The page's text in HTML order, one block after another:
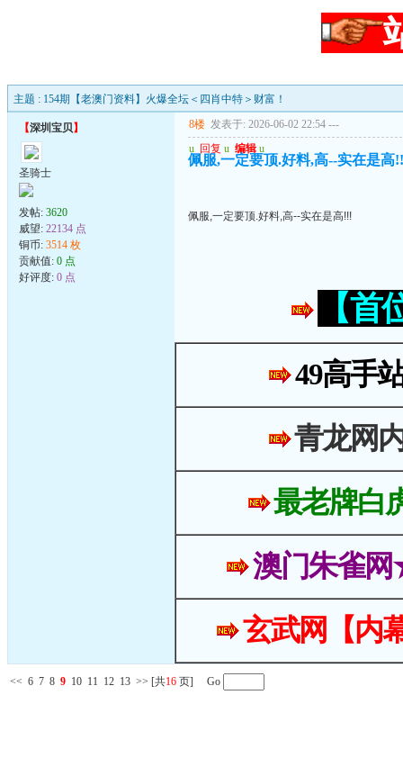
主题 : 154期【老澳门资料】火爆全坛＜四肖中特＞财富！
【深圳宝贝】
圣骑士
发帖: 3620
威望: 22134 点
铜币: 3514 枚
贡献值: 0 点
好评度: 0 点
8楼 发表于: 2026-06-02 22:54 ---
u 回复 u 编辑 u
佩服,一定要顶.好料,高--实在是高
佩服,一定要顶.好料,高--实在是高!!!
【
49高手
青龙网
最老牌白
澳门朱雀
玄武网【内
<< 6 7 8 9 10 11 12 13 >> [共16 页] Go